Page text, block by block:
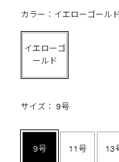
カラー：イエローゴールド
イエローゴ
ールド
サイズ： 9号
9号 11号 13